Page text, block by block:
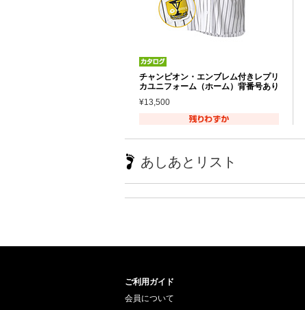
チャンピオン・エンブレム付きレプリ
カユニフォーム（ホーム）背番号あり
¥13,500
あしあとリスト
ご利用ガイド
会員について